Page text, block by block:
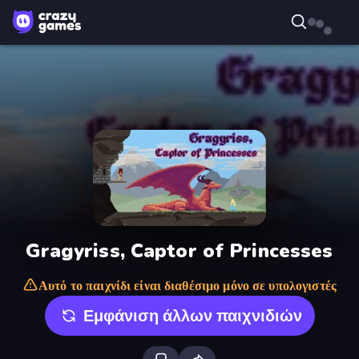
Gragyriss, Captor of Princesses
Αυτό το παιχνίδι είναι διαθέσιμο μόνο σε υπολογιστές
Εμφάνιση άλλων παιχνιδιών